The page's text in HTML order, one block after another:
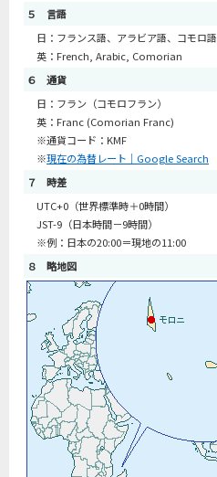
５ 言語
日：フランス語、アラビア語、コモロ語
英：French, Arabic, Comorian
６ 通貨
日：フラン（コモロフラン）
英：Franc (Comorian Franc)
※通貨コード：KMF
※現在の為替レート｜Google Search
７ 時差
UTC+0（世界標準時＋0時間）
JST-9（日本時間－9時間）
※例：日本の20:00＝現地の11:00
８ 略地図